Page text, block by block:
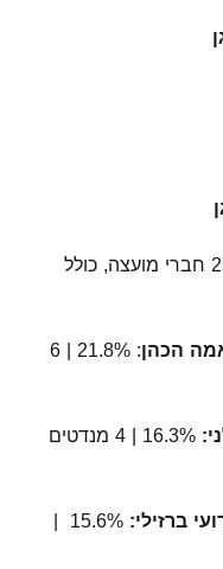
מועצת העיר רמת-גן מורכבת מ-25 חברי מועצה, כולל
הכהן
: 21.8% | 6
16.3% | 4 מנדטים
ברזילי:
15.6% |